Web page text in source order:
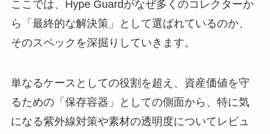
ここでは、Hype Guardがなぜ多くのコレクターか
ら「最終的な解決策」として選ばれているのか、
そのスペックを深掘りしていきます。
単なるケースとしての役割を超え、資産価値を守
るための「保存容器」としての側面から、特に気
になる紫外線対策や素材の透明度についてレビュ